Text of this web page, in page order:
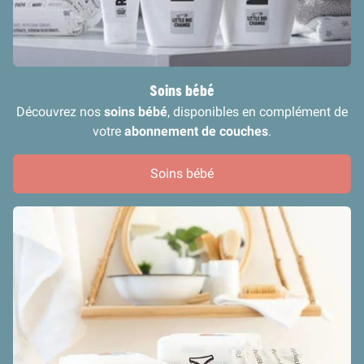
Soins bébé
Découvrez nos soins bébé, disponibles en complément de
votre abonnement de couches.
Soins bébé